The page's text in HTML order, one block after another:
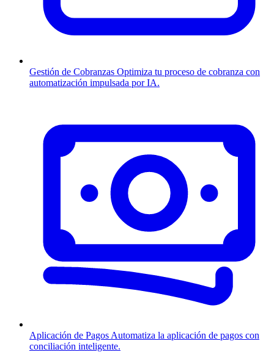
Gestión de Cobranzas Optimiza tu proceso de cobranza con
automatización impulsada por IA.
Aplicación de Pagos Automatiza la aplicación de pagos con
conciliación inteligente.